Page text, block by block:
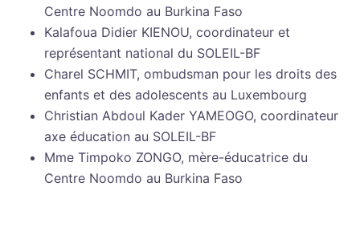
Centre Noomdo au Burkina Faso
Kalafoua Didier KIENOU, coordinateur et
représentant national du SOLEIL-BF
Charel SCHMIT, ombudsman pour les droits des
enfants et des adolescents au Luxembourg
Christian Abdoul Kader YAMEOGO, coordinateur
axe éducation au SOLEIL-BF
Mme Timpoko ZONGO, mère-éducatrice du
Centre Noomdo au Burkina Faso